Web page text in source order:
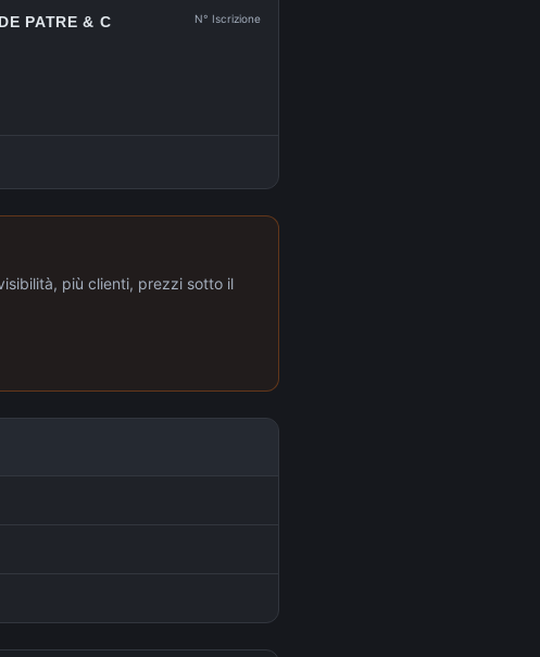
PATRE & C N° Iscrizione
più clienti, prezzi sotto il